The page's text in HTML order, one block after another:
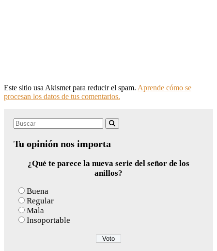
Este sitio usa Akismet para reducir el spam. Aprende cómo se
procesan los datos de tus comentarios.
Search
Tu opinión nos importa
¿Qué te parece la nueva serie del señor de los
anillos?
Buena
Regular
Mala
Insoportable